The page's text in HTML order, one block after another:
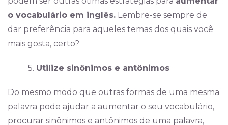
o vocabulário em inglês. Lembre-se sempre de
dar preferência para aqueles temas dos quais você
mais gosta, certo?
5. Utilize sinônimos e antônimos
Do mesmo modo que outras formas de uma mesma
palavra pode ajudar a aumentar o seu vocabulário,
procurar sinônimos e antônimos de uma palavra,